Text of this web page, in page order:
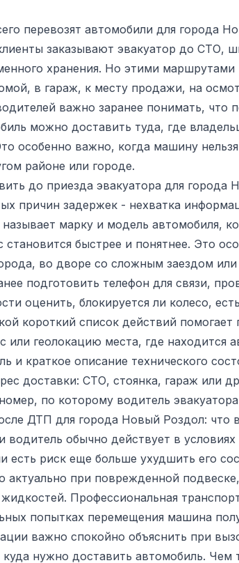
перевозят автомобили для города
заказывают эвакуатор до СТО,
хранения. Но этими
в гараж, к месту продажи, на
важно заранее понимать, что
можно доставить туда, где
особенно важно, когда машину
районе или городе.
до приезда эвакуатора для города
причин задержек - нехватка
марку и модель автомобиля,
становится быстрее и понятнее. Это
во дворе со сложным заездом
подготовить телефон для связи,
оценить, блокируется ли колесо,
короткий список действий
или геолокацию места, где находится
и краткое описание технического
доставки: СТО, стоянка, гараж или
по которому водитель
ДТП для города Новый Роздол: что
водитель обычно действует в
есть риск еще больше ухудшить его
актуально при поврежденной
жидкостей. Профессиональная
попытках перемещения машина
важно спокойно объяснить при
нужно доставить автомобиль.